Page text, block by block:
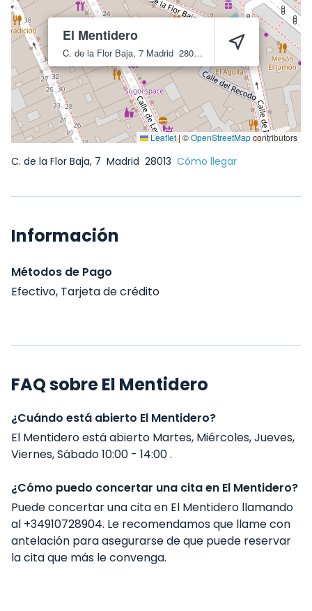
El Mentidero
C. de la Flor Baja, 7 Madrid 28013
Leaflet| ©OpenStreetMapcontributors
C. de la Flor Baja, 7 Madrid 28013 Cómo llegar
Información
Métodos de Pago
Efectivo, Tarjeta de crédito
FAQ sobre El Mentidero
¿Cuándo está abierto El Mentidero?
El Mentidero está abierto Martes, Miércoles, Jueves,
Viernes, Sábado 10:00 - 14:00 .
¿Cómo puedo concertar una cita en El Mentidero?
Puede concertar una cita en El Mentidero llamando
al +34910728904. Le recomendamos que llame con
antelación para asegurarse de que puede reservar
la cita que más le convenga.